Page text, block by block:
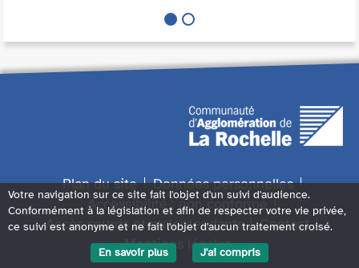
Plan du site
Données personnelles
Accessibilité : non conforme
Accès sourds et malentendants
Contact
Mentions légales
Votre navigation sur ce site fait l'objet d'un suivi d'audience.
Conformément à la législation et afin de respecter votre vie privée,
ce suivi est anonyme et ne fait l'objet d'aucun traitement croisé.
En savoir plus
J'ai compris